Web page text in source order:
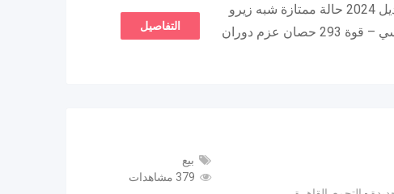
جيب جراند شيروكي للبيع موديل 2024 حالة ممتازة شبه زيرو
موتور 6 سلندر – 3600 سي سي – قوة 293 حصان عزم دوران
التفاصيل
بيع
379 مشاهدات